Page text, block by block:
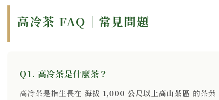
高冷茶 FAQ｜常見問題
Q1. 高冷茶是什麼茶？
高冷茶是指生長在 海拔 1,000 公尺以上高山茶區 的茶葉